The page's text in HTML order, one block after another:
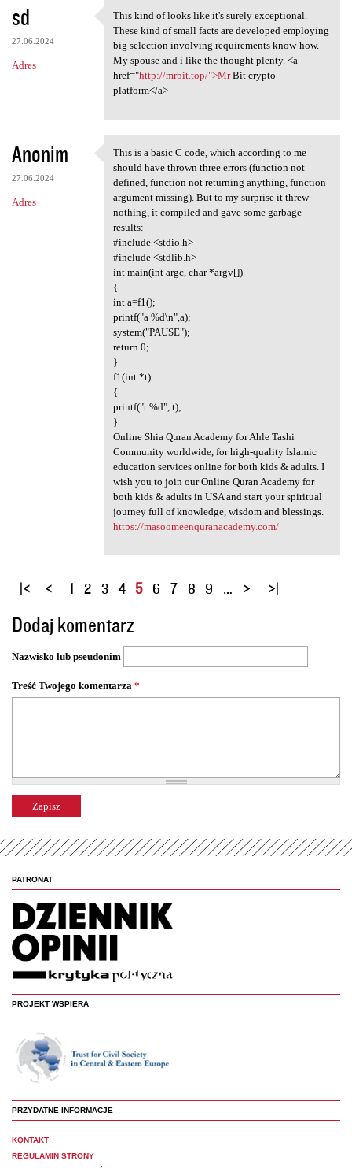
sd
27.06.2024
Adres
This kind of looks like it's
This kind of looks like it's surely exceptional.
These kind of small facts are developed employing
big selection involving requirements know-how.
My spouse and i like the thought plenty. <a
href="http://mrbit.top/">MrBit crypto
platform</a>
Anonim
27.06.2024
Adres
This is a basic C code, which
This is a basic C code, which according to me
should have thrown three errors (function not
defined, function not returning anything, function
argument missing). But to my surprise it threw
nothing, it compiled and gave some garbage
results:
#include <stdio.h>
#include <stdlib.h>
int main(int argc, char *argv[])
{
int a=f1();
printf("a %d\n",a);
system("PAUSE");
return 0;
}
f1(int *t)
{
printf("t %d", t);
}
Online Shia Quran Academy for Ahle Tashi
Community worldwide, for high-quality Islamic
education services online for both kids & adults. I
wish you to join our Online Quran Academy for
both kids & adults in USA and start your spiritual
journey full of knowledge, wisdom and blessings.
https://masoomeenquranacademy.com/
S
r
o
y
1 2 3 4 5 6 7 8 9 …
Dodaj komentarz
Nazwisko lub pseudonim
Treść Twojego komentarza *
PATRONAT
PROJEKT WSPIERA
PRZYDATNE INFORMACJE
KONTAKT
REGULAMIN STRONY